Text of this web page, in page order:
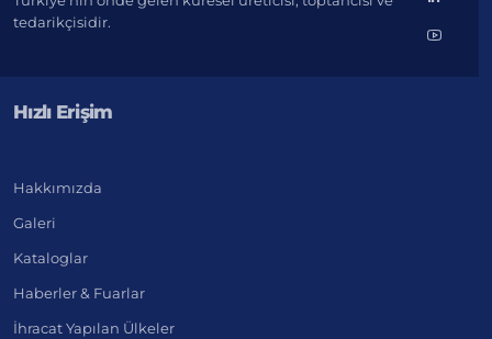
tedarikçisidir.
Hızlı Erişim
Hakkımızda
Galeri
Kataloglar
Haberler & Fuarlar
İhracat Yapılan Ülkeler